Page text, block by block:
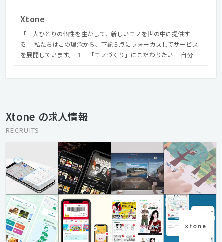
Xtone
「一人ひとりの個性を生かして、新しいモノを世の中に提供す
る」 私たちはこの理念から、下記３点にフォーカスしてサービス
を展開しています。 １ 「モノづくり」にこだわりたい 自分の
アントを笑顔にできる仕事を目指します。そしてそれを実現する
には私たち社員一人ひとりが笑顔になれることも不可欠です。私
３ 自分たちの力で「時流」を創りだしたい やりたいことを実
現し、なりたい自分になる、仲間を信頼して刺激しあい、創造性
を高める、 それが未来をつくり「時流」を創ることにつながる、
そう信じて取り組んでいます。
Xtone の求人情報
RECRUITS